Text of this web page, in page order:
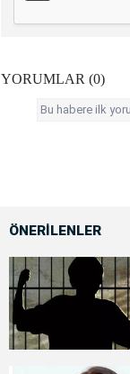
YORUMLAR (0)
Bu habere ilk
ÖNERİLENLER